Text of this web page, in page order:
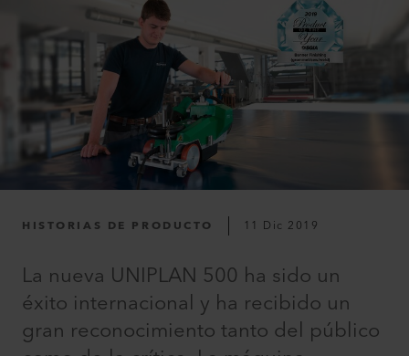
HISTORIAS DE PRODUCTO 11 Dic 2019
La nueva UNIPLAN 500 ha sido un
éxito internacional y ha recibido un
gran reconocimiento tanto del público